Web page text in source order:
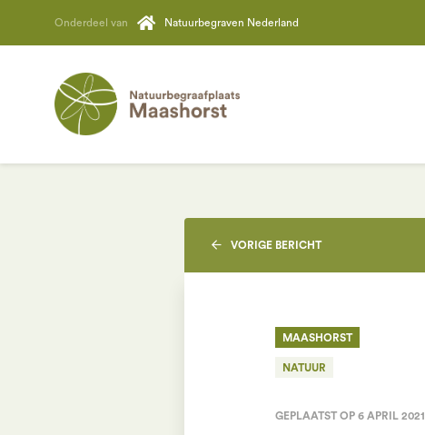
Onderdeel van Natuurbegraven Nederland
VORIGE BERICHT
MAASHORST
NATUUR
GEPLAATST OP 6 APRIL 2021